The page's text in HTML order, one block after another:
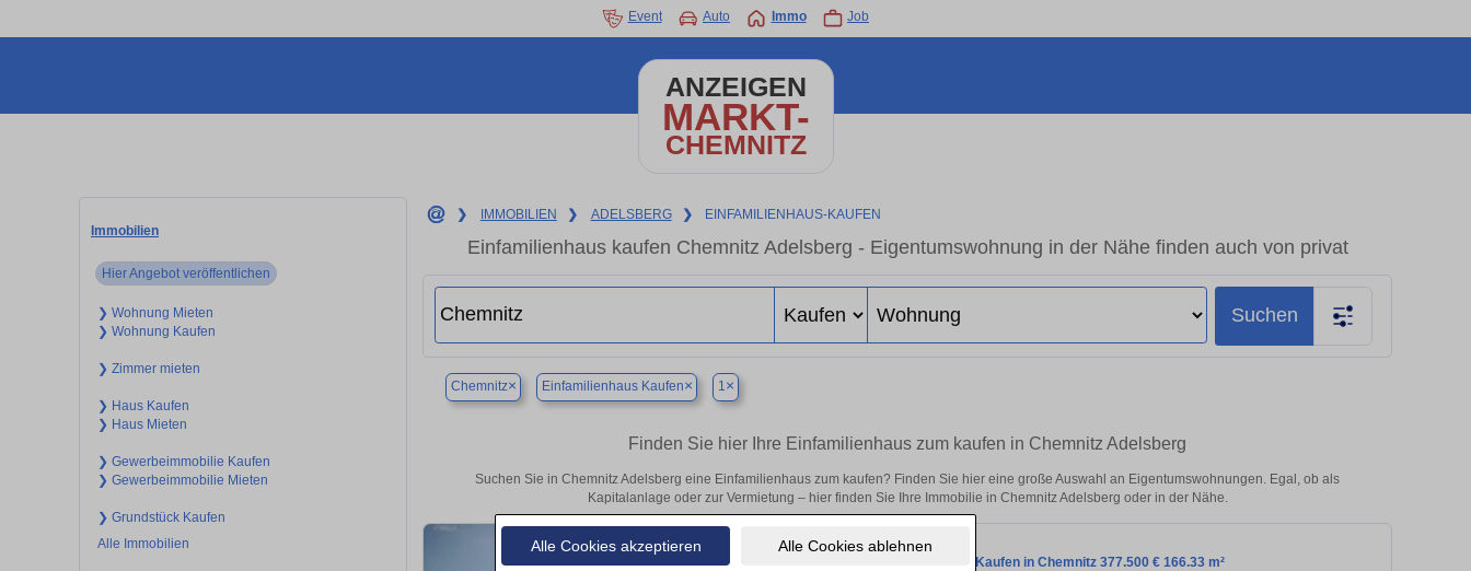
Alle Cookies akzeptieren Alle Cookies ablehnen
Event Auto Immo Job
ANZEIGEN
MARKT-
CHEMNITZ
Immobilien
Hier Angebot veröffentlichen
❯ Wohnung Mieten
❯ Wohnung Kaufen
❯ Zimmer mieten
❯ Haus Kaufen
❯ Haus Mieten
❯ Gewerbeimmobilie Kaufen
❯ Gewerbeimmobilie Mieten
❯ Grundstück Kaufen
Alle Immobilien
❯ IMMOBILIEN ❯ ADELSBERG ❯ EINFAMILIENHAUS-KAUFEN
Einfamilienhaus kaufen Chemnitz Adelsberg - Eigentumswohnung in der Nähe finden auch von privat
Suchen
Chemnitz× Einfamilienhaus Kaufen× 1×
Finden Sie hier Ihre Einfamilienhaus zum kaufen in Chemnitz Adelsberg
Suchen Sie in Chemnitz Adelsberg eine Einfamilienhaus zum kaufen? Finden Sie hier eine große Auswahl an Eigentumswohnungen. Egal, ob als
Kapitalanlage oder zur Vermietung – hier finden Sie Ihre Immobilie in Chemnitz Adelsberg oder in der Nähe.
Haus zum Kaufen in Chemnitz 377.500 € 166.33 m²